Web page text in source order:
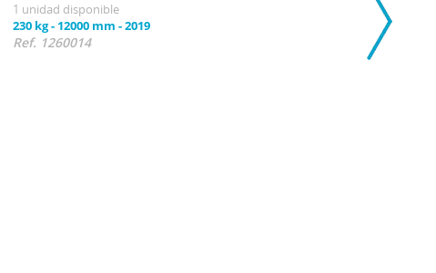
1 unidad disponible
230 kg- 12000 mm -2019
Ref. 1260014